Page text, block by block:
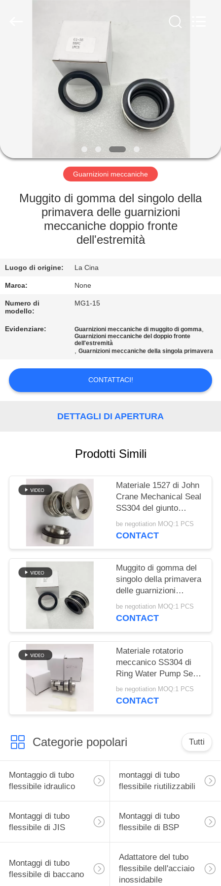
PRODOTTI
GIRO
FABBRICA
CONTROLLO
CONTATTICI
UNA
CITAZIONE
MAPPA
Guarnizioni meccaniche
Muggito di gomma del singolo della
primavera delle guarnizioni
meccaniche doppio fronte
dell'estremità
Luogo di origine: La Cina
Marca: None
Numero di
modello:
MG1-15
Evidenziare: Guarnizioni meccaniche di muggito di gomma,
Guarnizioni meccaniche del doppio fronte
dell'estremità
,Guarnizioni meccaniche della singola primavera
CONTATTACI!
DETTAGLI DI APERTURA
Prodotti Simili
Materiale 1527 di John
Crane Mechanical Seal
SS304 del giunto
circolare di riparazione
be negotiation MOQ:1 PCS
CONTACT
Muggito di gomma del
singolo della primavera
delle guarnizioni
meccaniche doppio
fronte dell'estremità
be negotiation MOQ:1 PCS
CONTACT
Materiale rotatorio
meccanico SS304 di
Ring Water Pump Seal
12mm
be negotiation MOQ:1 PCS
CONTACT
Categorie popolari Tutti
Montaggio di tubo
flessibile idraulico
montaggi di tubo
flessibile riutilizzabili
Montaggi di tubo
flessibile di JIS
Montaggi di tubo
flessibile di BSP
Montaggi di tubo
flessibile di baccano
Adattatore del tubo
flessibile dell'acciaio
inossidabile